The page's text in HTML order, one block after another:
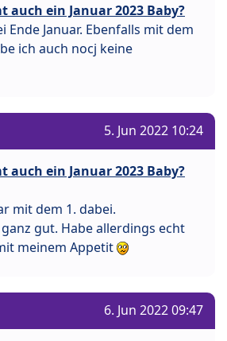
auch ein Januar 2023 Baby?
Ende Januar. Ebenfalls mit dem
ich auch nocj keine
5. Jun 2022 10:24
auch ein Januar 2023 Baby?
mit dem 1. dabei.
gut. Habe allerdings echt
meinem Appetit
6. Jun 2022 09:47